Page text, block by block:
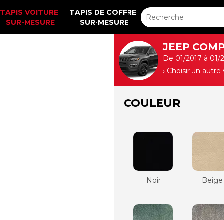
JEEP
De 01/2017 à 01/
› Choisir un autre
COULEUR
Noir Beige
TAPIS VOITURE
SUR-MESURE
TAPIS DE COFFRE
SUR-MESURE